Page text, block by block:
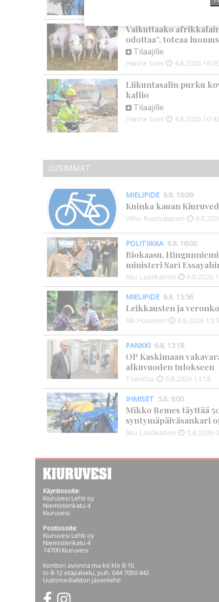
Vaikuttaako
odottaa”, toteaa
Tilaajille
Hanna Soini 4.8.2026
Liikuntasalin purku
kallio
Tilaajille
Hanna Soini 4.8.2026
UUSIMMAT
MIELIPIDE 6.8. 16:09
Kuinka kauan
Vilho Ruotsalainen
POLITIIKKA 6.8. 16:00
Biokaasu,
ministeri Sari
Aku Laatikainen 6.8.2026
MIELIPIDE 6.8. 15:56
Leikkausten ja
Alli Huovinen 6.8.2026
PANKKI 6.8. 13:18
OP Kaskimaan
alkuvuoden tulokseen
Toimitus 6.8.2026 13:18
IHMISET 5.8. 9:00
Mikko Remes täyttää
syntymäpäiväsankari
Aku Laatikainen 5.8.2026
Käyntiosoite:
Kiuruvesi Lehti oy
Niemistenkatu 4
Kiuruvesi
Postiosoite:
Kiuruvesi Lehti oy
Niemistenkatu 4
74700 Kiuruvesi
Konttori avoinna ma-ke klo 8-16
to 8-12 etäpalvelu, puh. 044 7050 443
Uutismedialiiton jäsenlehti